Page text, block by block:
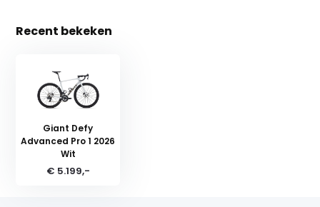
Recent bekeken
Giant Defy
Advanced Pro 1 2026
Wit
€ 5.199,-